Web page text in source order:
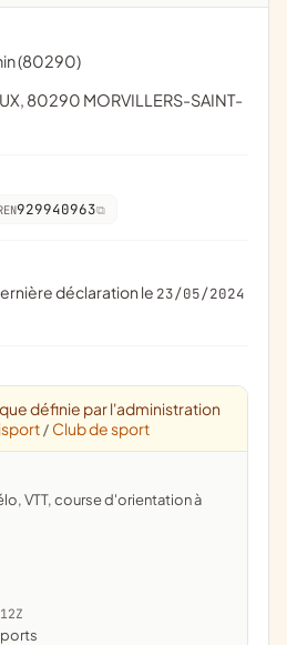
(80290)
80290 MORVILLERS-SAINT-
929940963
déclaration le 23/05/2024
définie par l'administration
/ Club de sport